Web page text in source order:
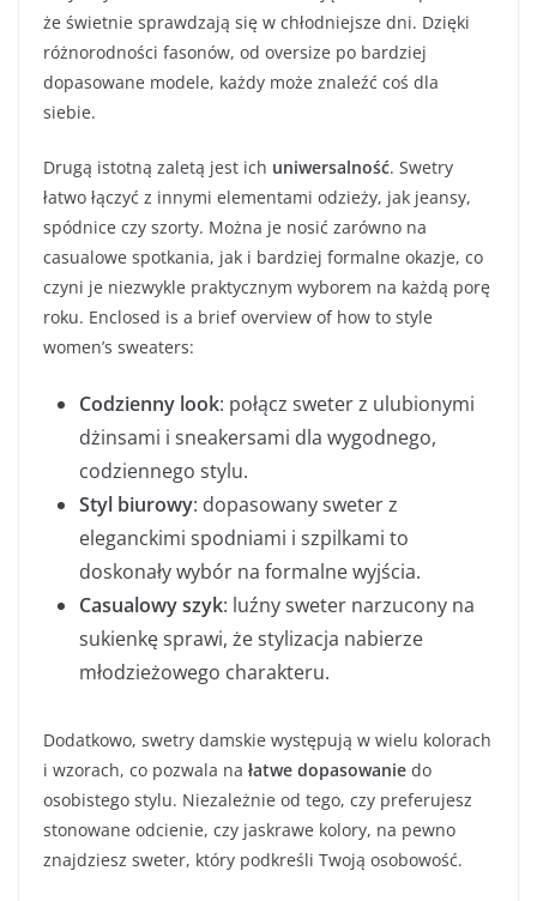
że świetnie sprawdzają się w chłodniejsze dni. Dzięki
różnorodności fasonów, od oversize po bardziej
dopasowane modele, każdy może znaleźć coś dla
siebie.
Drugą istotną zaletą jest ich uniwersalność. Swetry
łatwo łączyć z innymi elementami odzieży, jak jeansy,
spódnice czy szorty. Można je nosić zarówno na
casualowe spotkania, jak i bardziej formalne okazje, co
czyni je niezwykle praktycznym wyborem na każdą porę
roku. Enclosed is a brief overview of how to style
women’s sweaters:
Codzienny look: połącz sweter z ulubionymi
dżinsami i sneakersami dla wygodnego,
codziennego stylu.
Styl biurowy: dopasowany sweter z
eleganckimi spodniami i szpilkami to
doskonały wybór na formalne wyjścia.
Casualowy szyk: luźny sweter narzucony na
sukienkę sprawi, że stylizacja nabierze
młodzieżowego charakteru.
Dodatkowo, swetry damskie występują w wielu kolorach
i wzorach, co pozwala na łatwe dopasowanie do
osobistego stylu. Niezależnie od tego, czy preferujesz
stonowane odcienie, czy jaskrawe kolory, na pewno
znajdziesz sweter, który podkreśli Twoją osobowość.